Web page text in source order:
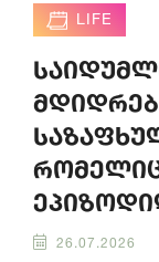
LIFE
26.07.2026